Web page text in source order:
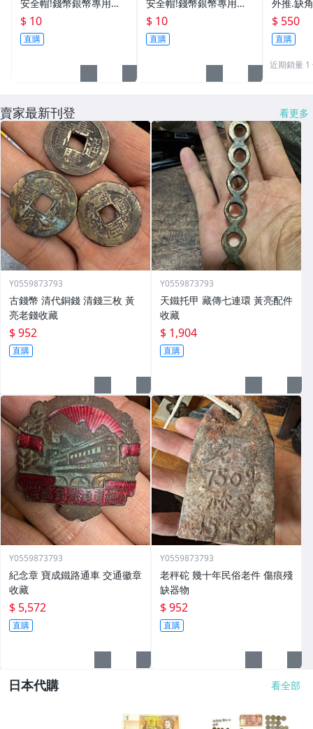
安全帽!錢幣銀幣專用透
明壓克力盒收納保護盒.1
枚10元~55
$ 10
直購
安全帽!錢幣銀幣專用透
明壓克力盒收納保護盒.1
枚10元~11
$ 10
直購
外推.缺
雙碩士
加持/附
$ 550
直購
近期銷量 1
賣家最新刊登 看更多
Y0559873793
古錢幣 清代銅錢 清錢三枚 黃
亮老錢收藏
$ 952
直購
Y0559873793
天鐵托甲 藏傳七連環 黃亮配件
收藏
$ 1,904
直購
Y0559873793
紀念章 寶成鐵路通車 交通徽章
收藏
$ 5,572
直購
Y0559873793
老秤砣 幾十年民俗老件 傷痕殘
缺器物
$ 952
直購
日本代購 看全部